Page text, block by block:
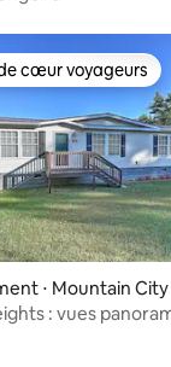
la base de 97
cœur voyageurs les
cœur voyageurs
⋅ Mountain City
: vues